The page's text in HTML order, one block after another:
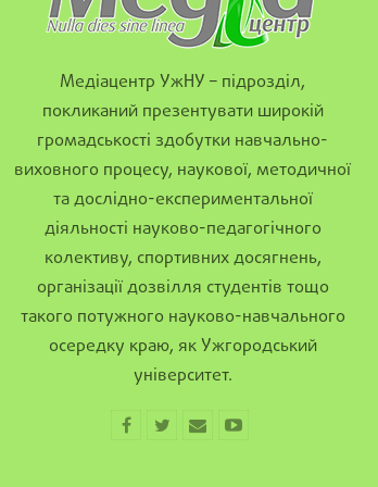
Медіацентр УжНУ – підрозділ,
покликаний презентувати широкій
громадськості здобутки навчально-
виховного процесу, наукової, методичної
та дослідно-експериментальної
діяльності науково-педагогічного
колективу, спортивних досягнень,
організації дозвілля студентів тощо
такого потужного науково-навчального
осередку краю, як Ужгородський
університет.